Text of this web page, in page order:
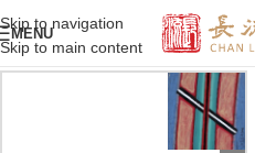
Skip to navigation
Skip to main content
MENU